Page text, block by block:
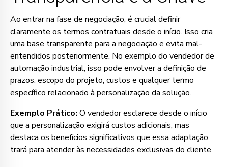
Ao entrar na fase de negociação, é crucial definir
claramente os termos contratuais desde o início. Isso cria
uma base transparente para a negociação e evita mal-
entendidos posteriormente. No exemplo do vendedor de
automação industrial, isso pode envolver a definição de
prazos, escopo do projeto, custos e qualquer termo
específico relacionado à personalização da solução.
Exemplo Prático: O vendedor esclarece desde o início
que a personalização exigirá custos adicionais, mas
destaca os benefícios significativos que essa adaptação
trará para atender às necessidades exclusivas do cliente.